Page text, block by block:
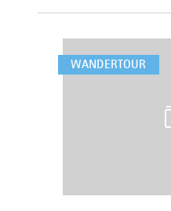
WANDERTOUR